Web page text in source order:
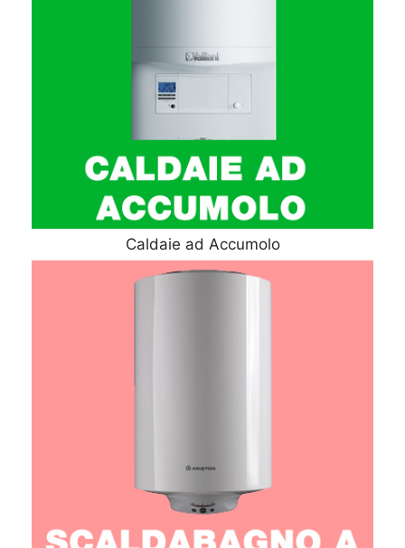
Caldaie ad Accumolo